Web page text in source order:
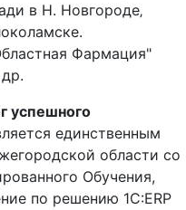
в Н. Новгороде‚
Фармация"
успешного
единственным
области со
Обучения,
по решению 1С:ERP